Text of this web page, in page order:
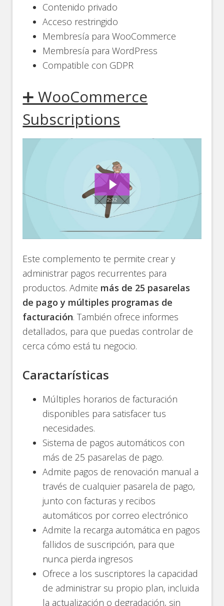
Contenido privado
Acceso restringido
Membresía para WooCommerce
Membresía para WordPress
Compatible con GDPR
➕ WooCommerce
Subscriptions
Este complemento te permite crear y
administrar pagos recurrentes para
productos. Admite más de 25 pasarelas
de pago y múltiples programas de
facturación. También ofrece informes
detallados, para que puedas controlar de
cerca cómo está tu negocio.
Caractarísticas
Múltiples horarios de facturación
disponibles para satisfacer tus
necesidades.
Sistema de pagos automáticos con
más de 25 pasarelas de pago.
Admite pagos de renovación manual a
través de cualquier pasarela de pago,
junto con facturas y recibos
automáticos por correo electrónico
Admite la recarga automática en pagos
fallidos de suscripción, para que
nunca pierda ingresos
Ofrece a los suscriptores la capacidad
de administrar su propio plan, incluida
la actualización o degradación, sin